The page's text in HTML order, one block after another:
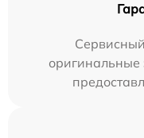
оригинальные